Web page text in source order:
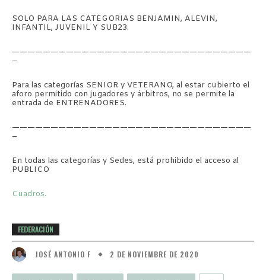
SOLO PARA LAS CATEGORIAS BENJAMIN, ALEVIN,
INFANTIL, JUVENIL Y SUB23.
———————————————————————————————
–
Para las categorías SENIOR y VETERANO, al estar cubierto el
aforo permitido con jugadores y árbitros, no se permite la
entrada de ENTRENADORES.
———————————————————————————————
–
En todas las categorías y Sedes, está prohibido el acceso al
PUBLICO
Cuadros.
FEDERACIÓN
JOSÉ ANTONIO F 2 DE NOVIEMBRE DE 2020